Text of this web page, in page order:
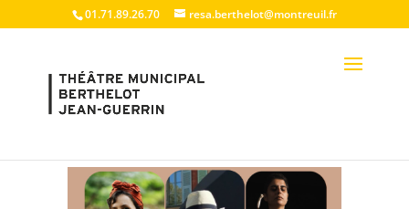
01.71.89.26.70 resa.berthelot@montreuil.fr